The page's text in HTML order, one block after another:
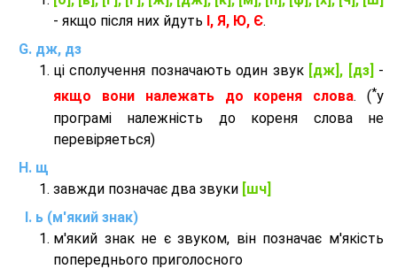
- якщо після них йдуть І, Я, Ю, Є.
дж, дз
ці сполучення позначають один звук [дж], [дз] -
якщо вони належать до кореня слова. (*у
програмі належність до кореня слова не
перевіряеться)
щ
завжди позначає два звуки [шч]
ь (м'який знак)
м'який знак не є звуком, він позначає м'якість
попереднього приголосного